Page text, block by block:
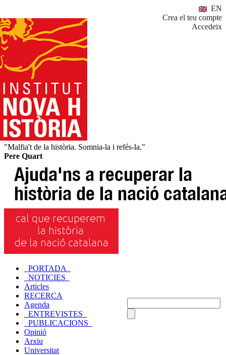
EN
Crea el teu compte
Accedeix
"Malfia't de la història. Somnia-la i refés-la."
Pere Quart
_PORTADA_
_NOTICIES_
Articles
RECERCA
Agenda
_ENTREVISTES_
_PUBLICACIONS_
Opinió
Arxiu
Universitat